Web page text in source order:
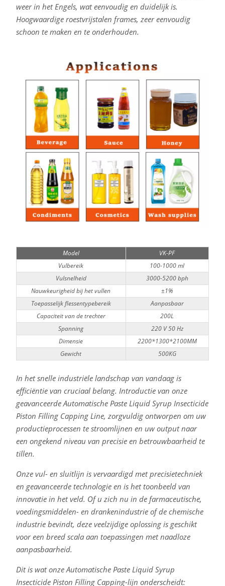
weer in het Engels, wat eenvoudig en duidelijk is.
Hoogwaardige roestvrijstalen frames, zeer eenvoudig
schoon te maken en te onderhouden.
Model
VK-PF
Vulbereik
100-1000 ml
Vulsnelheid
3000-5200 bph
Nauwkeurigheid bij het vullen
±1%
Toepasselijk flessentypebereik
Aanpasbaar
Capaciteit van de trechter
200L
Spanning
220 V 50 Hz
Dimensie
2200*1300*2100MM
Gewicht
500KG
In het snelle industriële landschap van vandaag is
efficiëntie van cruciaal belang. Introductie van onze
geavanceerde Automatische Paste Liquid Syrup Insecticide
Piston Filling Capping Line, zorgvuldig ontworpen om uw
productieprocessen te stroomlijnen en uw output naar
een ongekend niveau van precisie en betrouwbaarheid te
tillen.
Onze vul- en sluitlijn is vervaardigd met precisietechniek
en geavanceerde technologie en is het toonbeeld van
innovatie in het veld. Of u zich nu in de farmaceutische,
voedingsmiddelen- en drankenindustrie of de chemische
industrie bevindt, deze veelzijdige oplossing is geschikt
voor een breed scala aan toepassingen met naadloze
aanpasbaarheid.
Dit is wat onze Automatische Paste Liquid Syrup
Insecticide Piston Filling Capping-lijn onderscheidt: